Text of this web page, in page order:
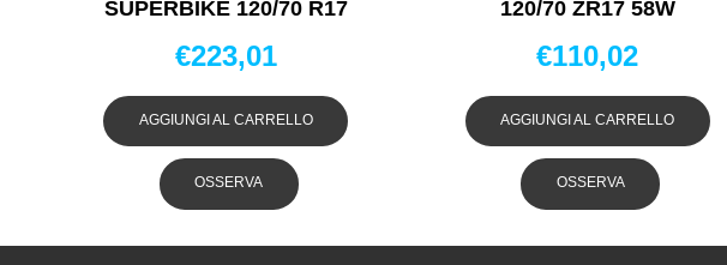
SUPERBIKE 120/70 R17
€223,01
AGGIUNGI AL CARRELLO
OSSERVA
120/70 ZR17 58W
€110,02
AGGIUNGI AL CARRELLO
OSSERVA